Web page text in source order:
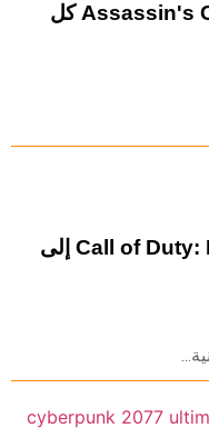
لعبة Assassin's Creed Codename Red كل
هل ستصل لعبة Call of Duty: Black Ops 7 إلى